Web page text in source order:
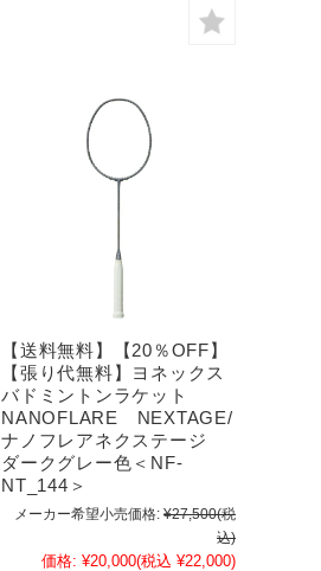
【送料無料】【20％OFF】
【張り代無料】ヨネックス
バドミントンラケット
NANOFLARE NEXTAGE/
ナノフレアネクステージ
ダークグレー色＜NF-
NT_144＞
メーカー希望小売価格: ¥27,500(税
込)
価格: ¥20,000(税込 ¥22,000)